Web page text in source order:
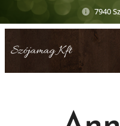
7940
Szójamag Kft